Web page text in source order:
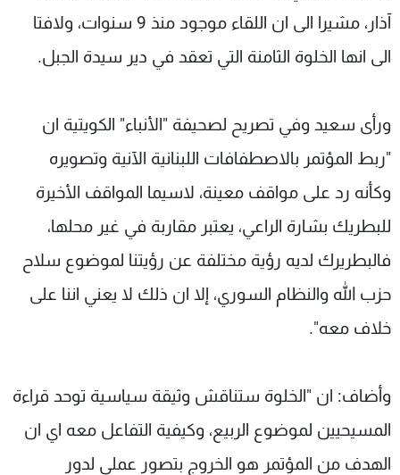
آذار، مشيرا الى ان اللقاء موجود منذ 9 سنوات، ولافتا
الى انها الخلوة الثامنة التي تعقد في دير سيدة الجبل.
ورأى سعيد وفي تصريح لصحيفة "الأنباء" الكويتية ان
"ربط المؤتمر بالاصطفافات اللبنانية الآنية وتصويره
وكأنه رد على مواقف معينة، لاسيما المواقف الأخيرة
للبطريك بشارة الراعي، يعتبر مقاربة في غير محلها،
فالبطريرك لديه رؤية مختلفة عن رؤيتنا لموضوع سلاح
حزب الله والنظام السوري، إلا ان ذلك لا يعني اننا على
خلاف معه".
وأضاف: ان "الخلوة ستناقش وثيقة سياسية توحد قراءة
المسيحيين لموضوع الربيع، وكيفية التفاعل معه اي ان
الهدف من المؤتمر هو الخروج بتصور عملي لدور